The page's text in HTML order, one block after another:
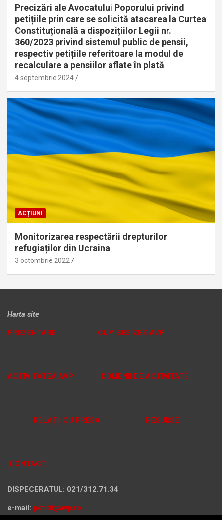
Precizări ale Avocatului Poporului privind
petițiile prin care se solicită atacarea la Curtea
Constituțională a dispozițiilor Legii nr.
360/2023 privind sistemul public de pensii,
respectiv petițiile referitoare la modul de
recalculare a pensiilor aflate în plată
4 septembrie 2024
ACȚIUNI
Monitorizarea respectării drepturilor
refugiaților din Ucraina
3 octombrie 2022
Harta site
PREZENTARE CUM SESIZEZ AVP
ACTIVITATEA AVP DOMENII DE ACTIVITATE
RELAȚII CU PRESA RESURSE
CONTACT
DISPECERATUL: 021/312.71.34
e-mail: petitii@avp.ro